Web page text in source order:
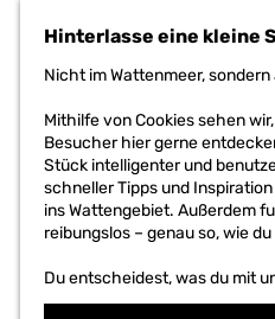
Hinterlasse eine kleine
Nicht im Wattenmeer,
Mithilfe von Cookies sehen
Besucher hier gerne
Stück intelligenter und
schneller Tipps und
ins Wattengebiet. Außerdem
reibungslos – genau so, wie
Du entscheidest, was du mit